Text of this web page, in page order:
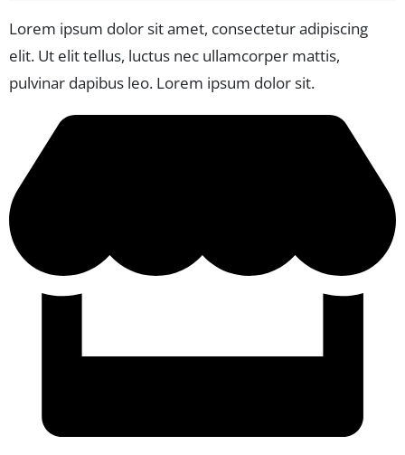
Lorem ipsum dolor sit amet, consectetur adipiscing
elit. Ut elit tellus, luctus nec ullamcorper mattis,
pulvinar dapibus leo. Lorem ipsum dolor sit.